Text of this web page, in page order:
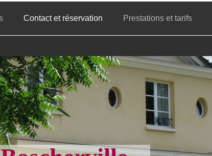
Contact et réservation Prestations et tarifs